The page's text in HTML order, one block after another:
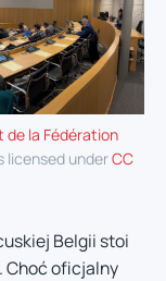
de la Fédération
licensed underCC
Belgii stoi
Choć oficjalny